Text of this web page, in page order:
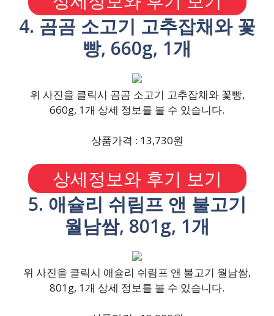
4. 곰곰 소고기 고추잡채와 꽃
빵, 660g, 1개
위 사진을 클릭시 곰곰 소고기 고추잡채와 꽃빵,
660g, 1개 상세 정보를 볼 수 있습니다.
상품가격 : 13,730원
상세정보와 후기 보기
5. 애슐리 쉬림프 앤 불고기
월남쌈, 801g, 1개
위 사진을 클릭시 애슐리 쉬림프 앤 불고기 월남쌈,
801g, 1개 상세 정보를 볼 수 있습니다.